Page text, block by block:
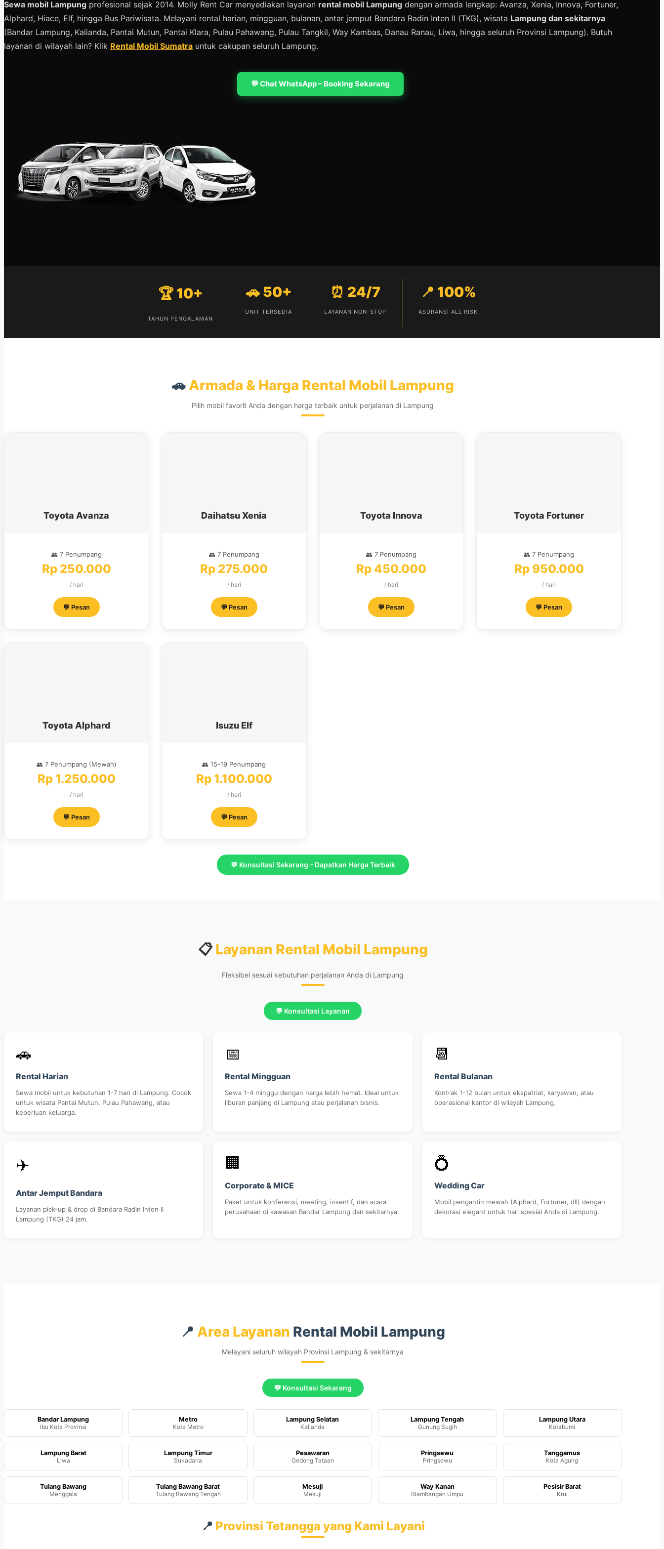
Sewa mobil Lampung profesional sejak 2014. Molly Rent Car menyediakan layanan rental mobil Lampung dengan armada lengkap: Avanza, Xenia, Innova, Fortuner,
Alphard, Hiace, Elf, hingga Bus Pariwisata. Melayani rental harian, mingguan, bulanan, antar jemput Bandara Radin Inten II (TKG), wisata Lampung dan sekitarnya
(Bandar Lampung, Kalianda, Pantai Mutun, Pantai Klara, Pulau Pahawang, Pulau Tangkil, Way Kambas, Danau Ranau, Liwa, hingga seluruh Provinsi Lampung). Butuh
layanan di wilayah lain? Klik Rental Mobil Sumatra untuk cakupan seluruh Lampung.
💬 Chat WhatsApp – Booking Sekarang
🏆 10+
TAHUN PENGALAMAN
🚗 50+
UNIT TERSEDIA
⏰ 24/7
LAYANAN NON-STOP
📍 100%
ASURANSI ALL RISK
🚗Armada & Harga Rental Mobil Lampung
Pilih mobil favorit Anda dengan harga terbaik untuk perjalanan di Lampung
Toyota Avanza
👥 7 Penumpang
Rp 250.000
/ hari
💬 Pesan
Daihatsu Xenia
👥 7 Penumpang
Rp 275.000
/ hari
💬 Pesan
Toyota Innova
👥 7 Penumpang
Rp 450.000
/ hari
💬 Pesan
Toyota Fortuner
👥 7 Penumpang
Rp 950.000
/ hari
💬 Pesan
Toyota Alphard
👥 7 Penumpang (Mewah)
Rp 1.250.000
/ hari
💬 Pesan
Isuzu Elf
👥 15-19 Penumpang
Rp 1.100.000
/ hari
💬 Pesan
💬 Konsultasi Sekarang – Dapatkan Harga Terbaik
📋 Layanan Rental Mobil Lampung
Fleksibel sesuai kebutuhan perjalanan Anda di Lampung
💬 Konsultasi Layanan
🚗
Rental Harian
Sewa mobil untuk kebutuhan 1-7 hari di Lampung. Cocok
untuk wisata Pantai Mutun, Pulau Pahawang, atau
keperluan keluarga.
📅
Rental Mingguan
Sewa 1-4 minggu dengan harga lebih hemat. Ideal untuk
liburan panjang di Lampung atau perjalanan bisnis.
📆
Rental Bulanan
Kontrak 1-12 bulan untuk ekspatriat, karyawan, atau
operasional kantor di wilayah Lampung.
✈️
Antar Jemput Bandara
Layanan pick-up & drop di Bandara Radin Inten II
Lampung (TKG) 24 jam.
🏢
Corporate & MICE
Paket untuk konferensi, meeting, insentif, dan acara
perusahaan di kawasan Bandar Lampung dan sekitarnya.
💍
Wedding Car
Mobil pengantin mewah (Alphard, Fortuner, dll) dengan
dekorasi elegant untuk hari spesial Anda di Lampung.
📍 Area Layanan Rental Mobil Lampung
Melayani seluruh wilayah Provinsi Lampung & sekitarnya
💬 Konsultasi Sekarang
Bandar Lampung
Ibu Kota Provinsi
Metro
Kota Metro
Lampung Selatan
Kalianda
Lampung Tengah
Gunung Sugih
Lampung Utara
Kotabumi
Lampung Barat
Liwa
Lampung Timur
Sukadana
Pesawaran
Gedong Tataan
Pringsewu
Pringsewu
Tanggamus
Kota Agung
Tulang Bawang
Menggala
Tulang Bawang Barat
Tulang Bawang Tengah
Mesuji
Mesuji
Way Kanan
Blambangan Umpu
Pesisir Barat
Krui
📍 Provinsi Tetangga yang Kami Layani